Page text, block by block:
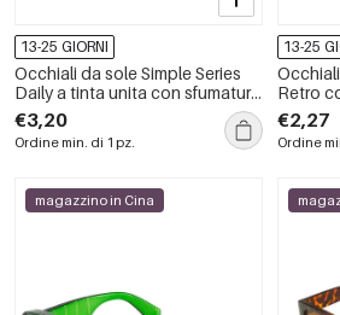
13-25 GIORNI
Occhiali da sole Simple Series
Daily a tinta unita con sfumatura
di colore
€3,20
Ordine min. di 1 pz.
13-25
Retro
€2,27
Ordine
magazzino in Cina